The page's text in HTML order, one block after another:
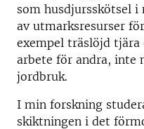
som husdjursskötsel
av utmarksresurser
exempel träslöjd
arbete för andra, inte
jordbruk.
I min forskning
skiktningen i det